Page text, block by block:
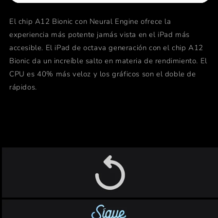
Wi-
-
64
GB
Gris
Espacial
Wi-
-
64
GB
Gris
Espacial
El chip A12 Bionic con Neural Engine ofrece la
experiencia más potente jamás vista en el iPad más
accesible. El iPad de octava generación con el chip A12
Bionic da un increíble salto en materia de rendimiento. El
CPU es 40% más veloz y los gráficos son el doble de
rápidos.